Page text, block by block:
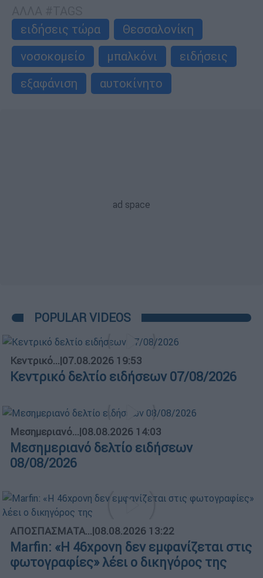
ειδήσεις τώρα
Θεσσαλονίκη
νοσοκομείο
μπαλκόνι
ειδήσεις
εξαφάνιση
αυτοκίνητο
POPULAR VIDEOS
Κεντρικό...|07.08.2026 19:53
Κεντρικό δελτίο ειδήσεων 07/08/2026
Μεσημεριανό...|08.08.2026 14:03
Μεσημεριανό δελτίο ειδήσεων
08/08/2026
ΑΠΟΣΠΑΣΜΑΤΑ...|08.08.2026 13:22
Marfin: «Η 46χρονη δεν εμφανίζεται στις
φωτογραφίες» λέει ο δικηγόρος της